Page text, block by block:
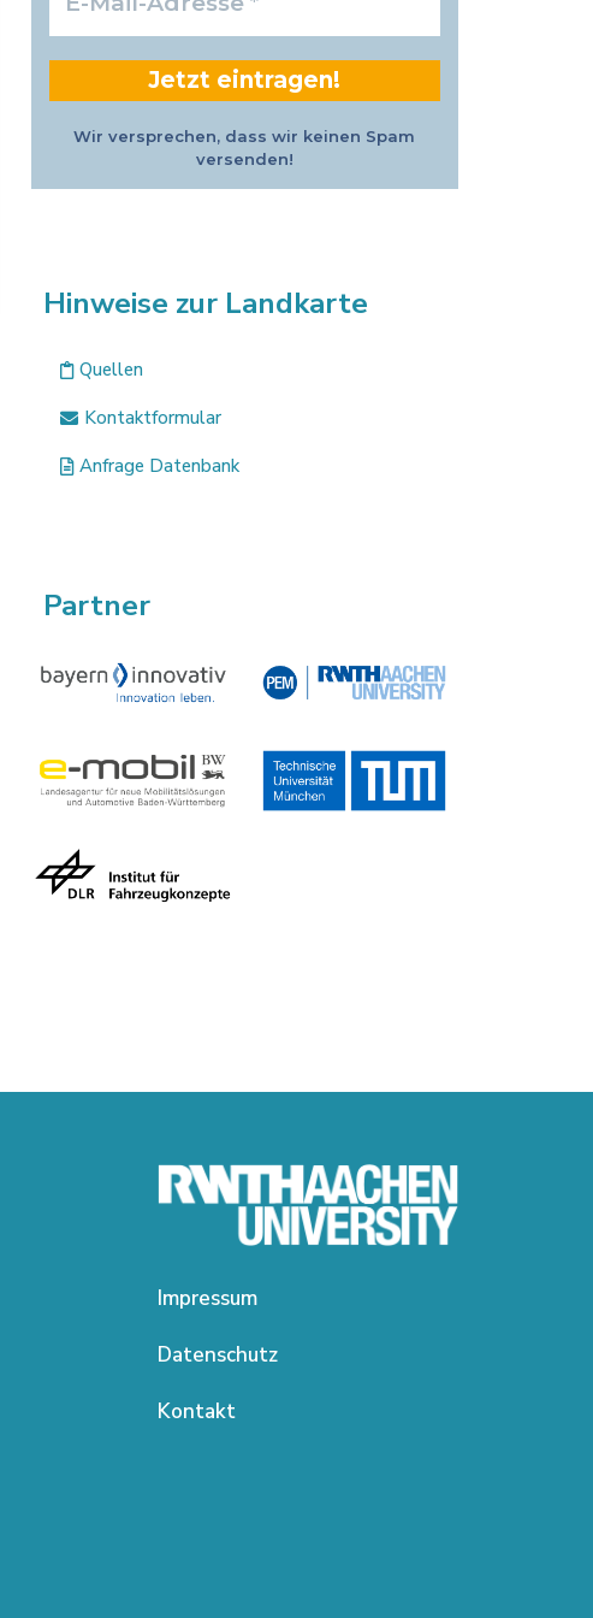
Mail-
Adresse
*
Wir versprechen, dass wir keinen Spam
versenden!
Hinweise zur Landkarte
Quellen
Kontaktformular
Anfrage Datenbank
Partner
Impressum
Datenschutz
Kontakt